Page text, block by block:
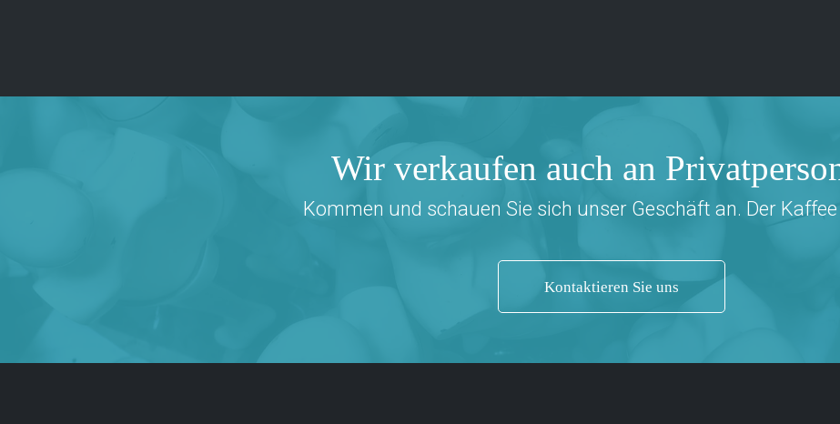
Wir verkaufen auch an
Kommen und schauen Sie sich unser Geschäft an. Der
Kontaktieren Sie uns